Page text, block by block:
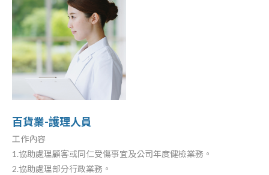
百貨業-護理人員
工作內容
1.協助處理顧客或同仁受傷事宜及公司年度健檢業務。
2.協助處理部分行政業務。